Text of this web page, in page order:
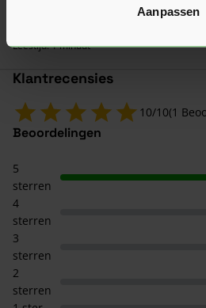
Aanpassen
toepassen. Welke het beste voor
Leestijd: 1 minuut
Klantrecensies
10/10(1
Beoordelingen
5
sterren
4
sterren
3
sterren
2
sterren